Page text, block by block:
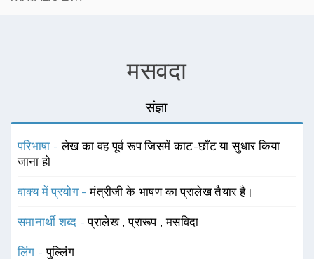
मसवदा
संज्ञा
परिभाषा -लेख का वह पूर्व रूप जिसमें काट-छाँट या सुधार किया
जाना हो
वाक्य में प्रयोग -मंत्रीजी के भाषण का प्रालेख तैयार है।
समानार्थी शब्द -प्रालेख ,प्रारूप ,मसविदा
लिंग -पुल्लिंग